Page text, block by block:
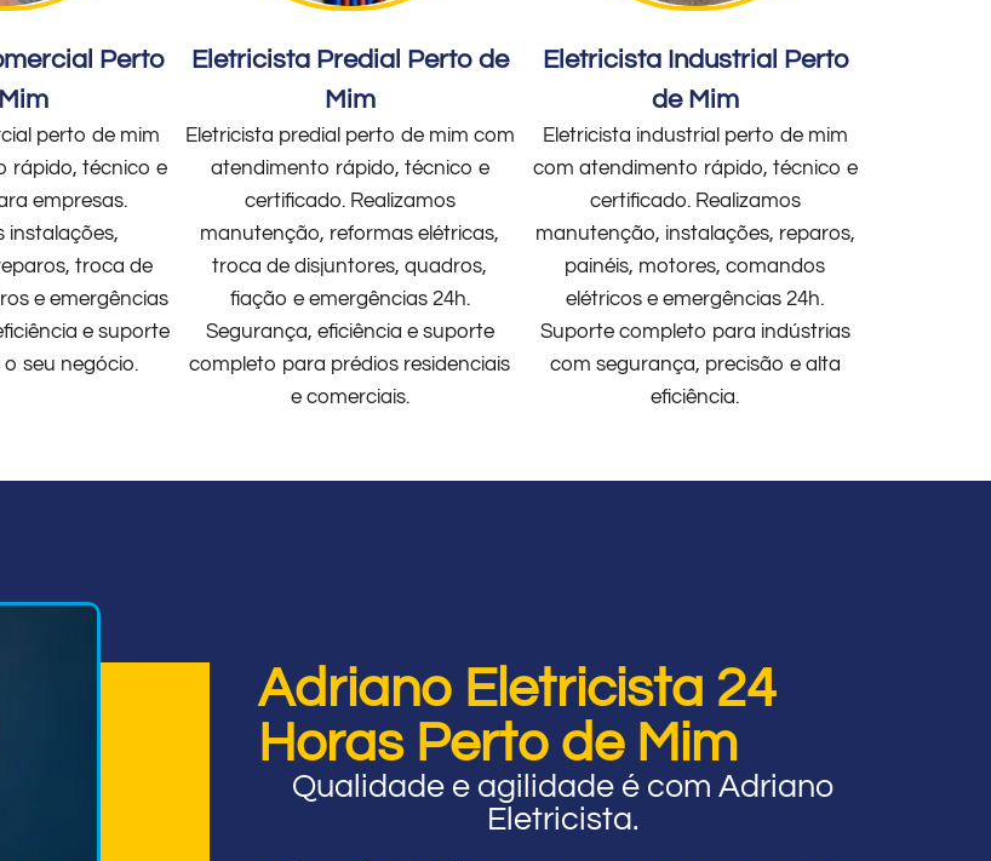
Perto
perto de mim
rápido, técnico e
empresas.
instalações,
troca de
e emergências
e suporte
seu negócio.
Eletricista Predial Perto de
Mim
Eletricista predial perto de mim com
atendimento rápido, técnico e
certificado. Realizamos
manutenção, reformas elétricas,
troca de disjuntores, quadros,
fiação e emergências 24h.
Segurança, eficiência e suporte
completo para prédios residenciais
e comerciais.
Eletricista Industrial Perto
de Mim
Eletricista industrial perto de mim
com atendimento rápido, técnico e
certificado. Realizamos
manutenção, instalações, reparos,
painéis, motores, comandos
elétricos e emergências 24h.
Suporte completo para indústrias
com segurança, precisão e alta
eficiência.
Adriano Eletricista 24
Horas Perto de Mim
Qualidade e agilidade é com Adriano
Eletricista.